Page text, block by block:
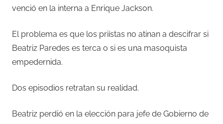
venció en la interna a Enrique Jackson.
El problema es que los priístas no atinan a descifrar si
Beatriz Paredes es terca o si es una masoquista
empedernida.
Dos episodios retratan su realidad.
Beatriz perdió en la elección para jefe de Gobierno de